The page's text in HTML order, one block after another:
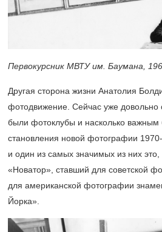
Первокурсник МВТУ им. Баумана,
Другая сторона жизни Анатолия
фотодвижение. Сейчас уже довольно
были фотоклубы и насколько важным
становления новой фотографии
и один из самых значимых из них
«Новатор», ставший для советской
для американской фотографии
Йорка».